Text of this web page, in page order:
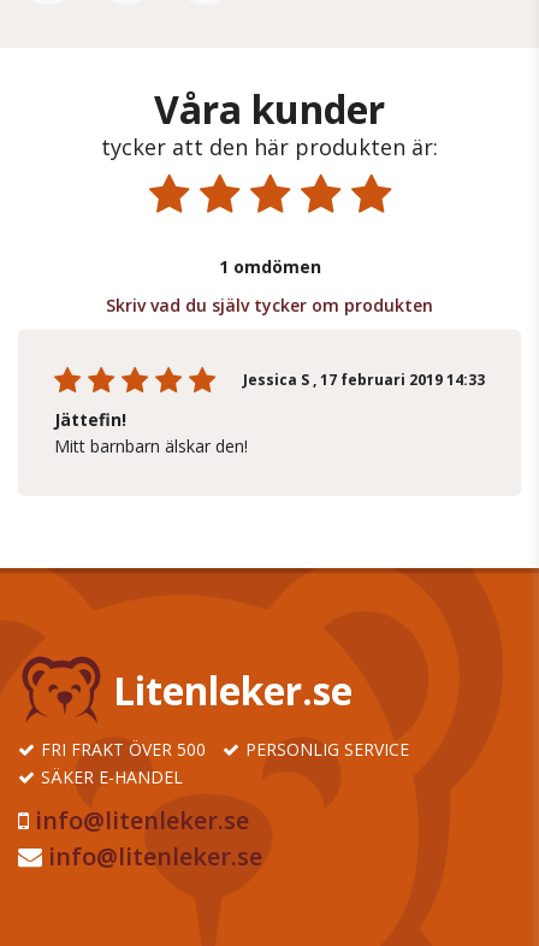
Våra kunder
tycker att den här produkten är:
1 omdömen
Skriv vad du själv tycker om produkten
Jessica S, 17 februari 2019 14:33
Jättefin!
Mitt barnbarn älskar den!
Litenleker.se
FRI FRAKT ÖVER 500
PERSONLIG SERVICE
SÄKER E-HANDEL
info@litenleker.se
info@litenleker.se